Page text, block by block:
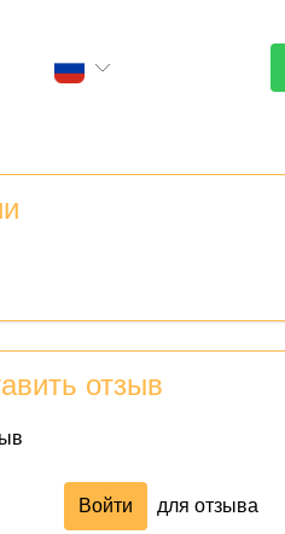
отзыв
Войти для отзыва